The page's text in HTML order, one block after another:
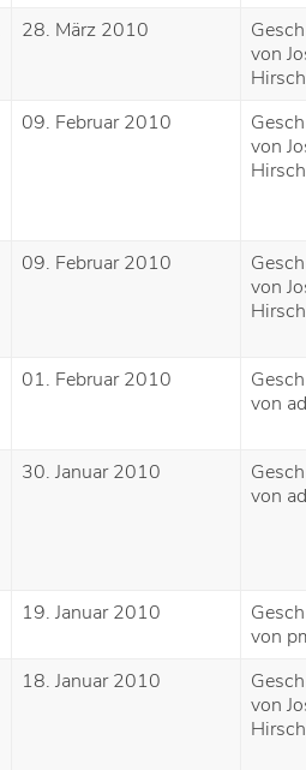
28. März 2010
von
Hirsch
09. Februar 2010
von
Hirsch
09. Februar 2010
von
Hirsch
01. Februar 2010
von
30. Januar 2010
von
19. Januar 2010
von
18. Januar 2010
von
Hirsch